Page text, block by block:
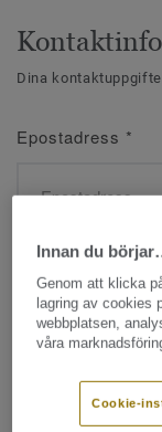
Dina
Epostadress *
Namn*
Efternamn*
Innan du
Genom att klicka
lagring av cookies
webbplatsen,
våra
Cookie-